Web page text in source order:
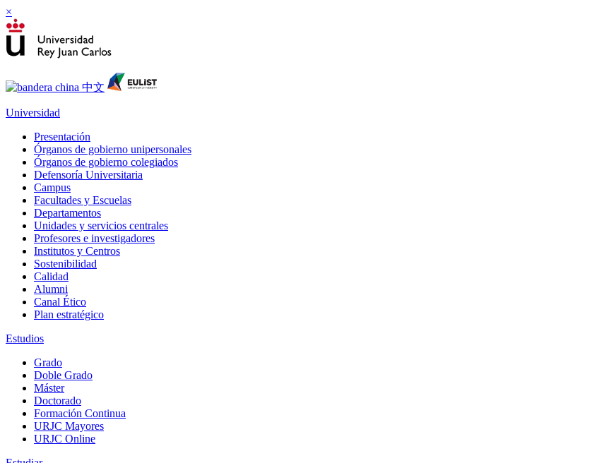
×
Universidad
Presentación
Órganos de gobierno unipersonales
Órganos de gobierno colegiados
Defensoría Universitaria
Campus
Facultades y Escuelas
Departamentos
Unidades y servicios centrales
Profesores e investigadores
Institutos y Centros
Sostenibilidad
Calidad
Alumni
Canal Ético
Plan estratégico
Estudios
Grado
Doble Grado
Máster
Doctorado
Formación Continua
URJC Mayores
URJC Online